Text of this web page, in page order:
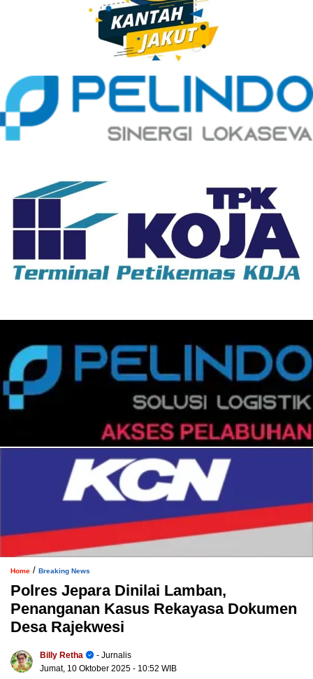
Home / Breaking News
Polres Jepara Dinilai Lamban,
Penanganan Kasus Rekayasa Dokumen
Desa Rajekwesi
Billy Retha
- Jurnalis
Jumat, 10 Oktober 2025 - 10:52 WIB